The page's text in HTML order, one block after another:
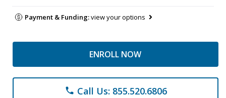
Payment & Funding:view your options
ENROLL NOW
phone Call Us: 855.520.6806